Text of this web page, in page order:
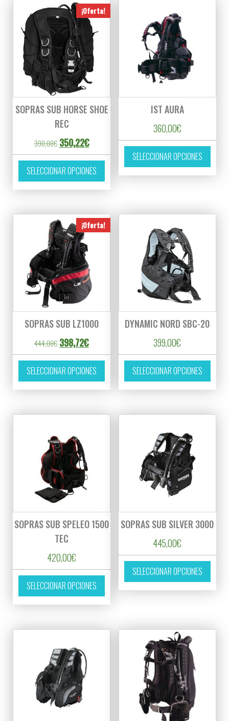
¡Oferta!
SOPRAS SUB HORSE SHOE
REC
390,00€ El precio original era: 390,00€.
350,22€El precio actual es: 350,22€.
SELECCIONAR OPCIONES
Este producto tiene múltiples variantes.
IST AURA
360,00€
SELECCIONAR OPCIONES
Este
¡Oferta!
SOPRAS SUB LZ1000
444,00€ El precio original era: 444,00€.
398,72€El precio actual es: 398,72€.
SELECCIONAR OPCIONES
Este producto tiene múltiples variantes.
DYNAMIC NORD SBC-20
399,00€
SELECCIONAR OPCIONES
Este
SOPRAS SUB SPELEO 1500
TEC
420,00€
SELECCIONAR OPCIONES
Este producto tiene múltiples variantes.
SOPRAS SUB SILVER 3000
445,00€
SELECCIONAR OPCIONES
Este